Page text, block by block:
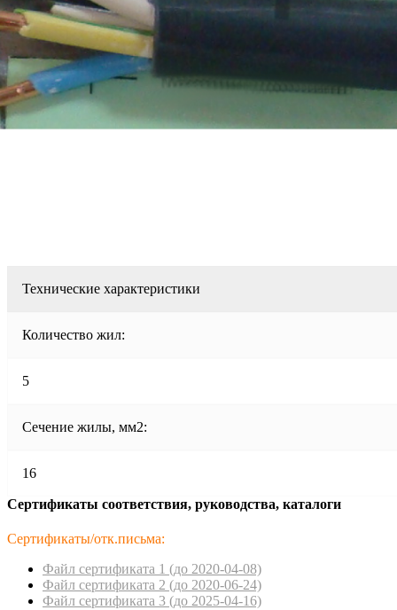
Технические характеристики
Количество жил:
5
Сечение жилы, мм2:
16
Сертификаты соответствия, руководства, каталоги
Сертификаты/отк.письма:
Файл сертификата 1 (до 2020-04-08)
Файл сертификата 2 (до 2020-06-24)
Файл сертификата 3 (до 2025-04-16)